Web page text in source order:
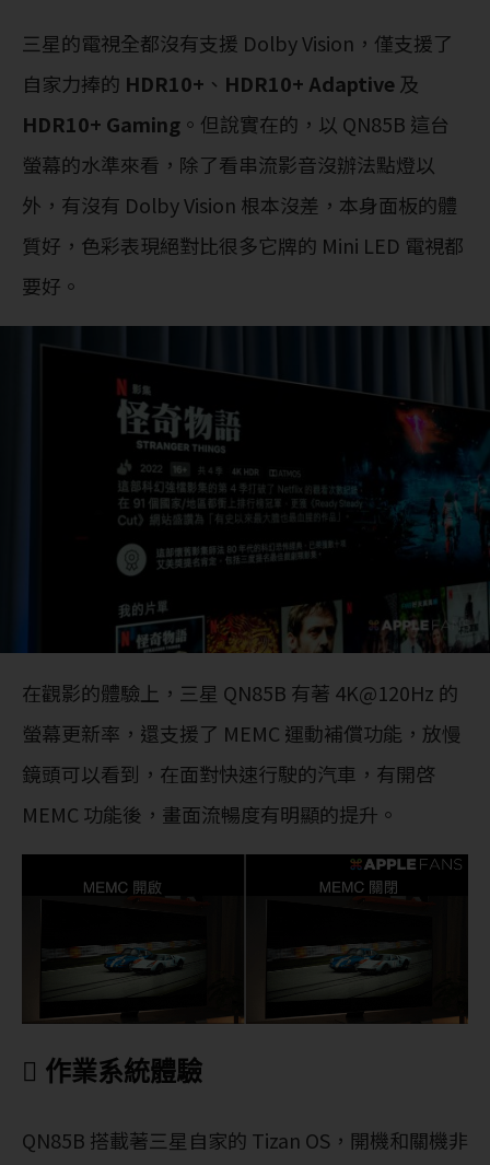
三星的電視全都沒有支援 Dolby Vision，僅支援了
自家力捧的 HDR10+ 、 HDR10+ Adaptive及
HDR10+ Gaming 。但說實在的，以 QN85B 這台
螢幕的水準來看，除了看串流影音沒辦法點燈以
外，有沒有 Dolby Vision 根本沒差，本身面板的體
質好，色彩表現絕對比很多它牌的 Mini LED 電視都
要好。
在觀影的體驗上，三星 QN85B 有著 4K@120Hz 的
螢幕更新率，還支援了 MEMC 運動補償功能，放慢
鏡頭可以看到，在面對快速行駛的汽車，有開啓
MEMC 功能後，畫面流暢度有明顯的提升。
 作業系統體驗
QN85B 搭載著三星自家的 Tizan OS，開機和關機非